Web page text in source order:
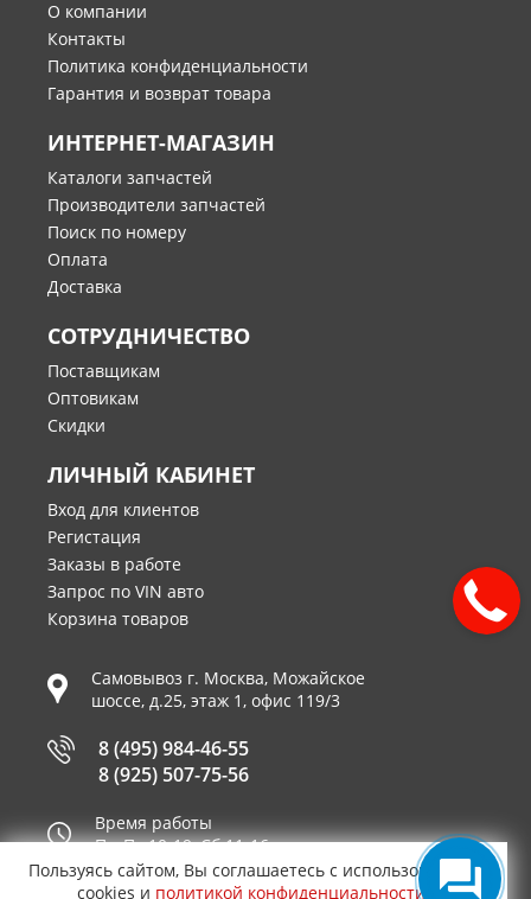
О компании
Контакты
Политика конфиденциальности
Гарантия и возврат товара
ИНТЕРНЕТ-МАГАЗИН
Каталоги запчастей
Производители запчастей
Поиск по номеру
Оплата
Доставка
СОТРУДНИЧЕСТВО
Поставщикам
Оптовикам
Скидки
ЛИЧНЫЙ КАБИНЕТ
Вход для клиентов
Регистация
Заказы в работе
Запрос по VIN авто
Корзина товаров
Самовывоз г. Москва, Можайское
шоссе, д.25, этаж 1, офис 119/3
8 (495) 984-46-55
8 (925) 507-75-56
Время работы
Пн-Пт 10-19, Сб 11-16
Принимаем к оплате
Пользуясь сайтом, Вы соглашаетесь с использованием
cookies и политикой конфиденциальности